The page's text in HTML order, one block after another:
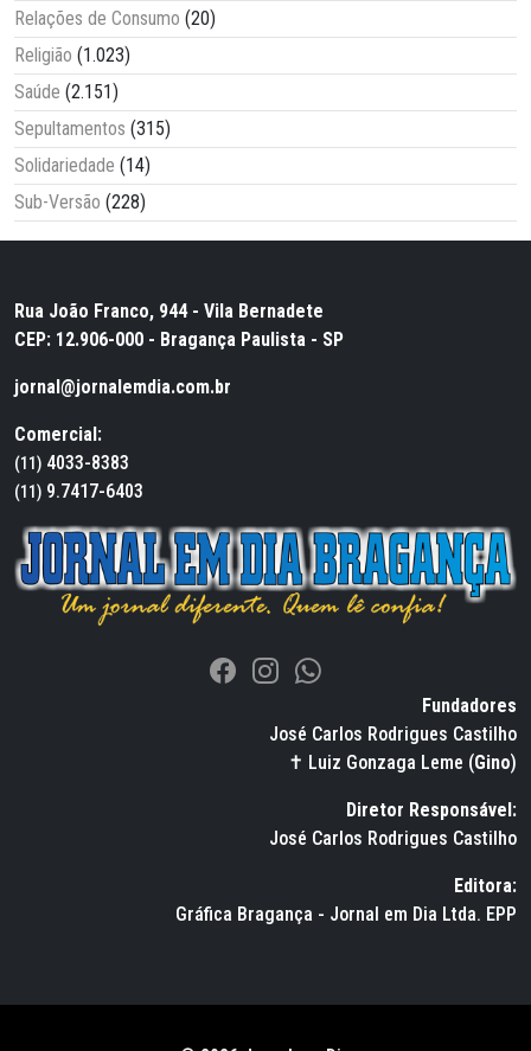
Relações de Consumo (20)
Religião (1.023)
Saúde (2.151)
Sepultamentos (315)
Solidariedade (14)
Sub-Versão (228)
Rua João Franco, 944 - Vila Bernadete
CEP: 12.906-000 - Bragança Paulista - SP
jornal@jornalemdia.com.br
Comercial:
(11) 4033-8383
(11) 9.7417-6403
Fundadores
José Carlos Rodrigues Castilho
✝ Luiz Gonzaga Leme (Gino)
Diretor Responsável:
José Carlos Rodrigues Castilho
Editora:
Gráfica Bragança - Jornal em Dia Ltda. EPP